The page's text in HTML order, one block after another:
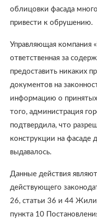
облицовки фасада
привести к обрушению.
Управляющая компания
ответственная за
предоставить никаких
документов на
информацию о
того, администрация
подтвердила, что
конструкции на фасаде
выдавалось.
Данные действия
действующего
26, статьи 36 и 44
пункта 10